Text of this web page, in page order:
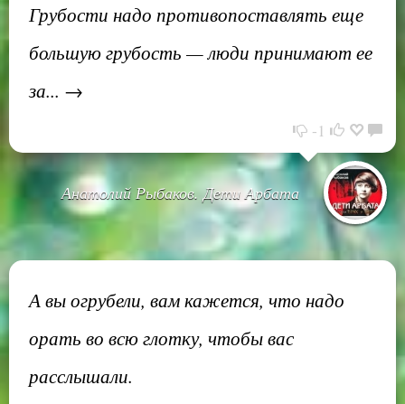
Грубости надо противопоставлять еще
большую грубость — люди принимают ее
за... →
-1
Анатолий Рыбаков. Дети Арбата
А вы огрубели, вам кажется, что надо
орать во всю глотку, чтобы вас
расслышали.